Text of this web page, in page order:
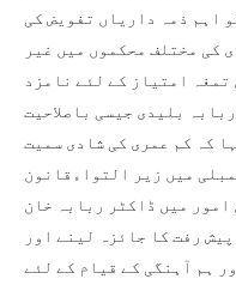
اہم ذمہ داریاں تفویض کی
کی مختلف محکموں میں غیر
امتیاز کے لئے نامزد
بلیدی جیسی باصلاحیت
کہ کم عمری کی شادی سمیت
میں زیر التواءقانون
میں ڈاکٹر ربابہ خان
رفت کا جائزہ لینے اور
ہم آہنگی کے قیام کے لئے